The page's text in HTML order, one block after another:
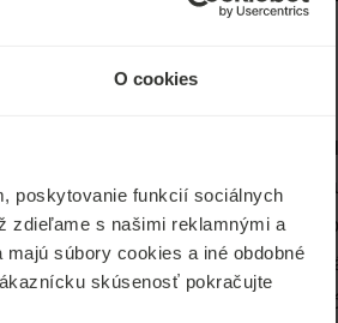
O cookies
poskytovanie funkcií sociálnych
zdieľame s našimi reklamnými a
súbory cookies a iné obdobné
skúsenosť pokračujte
vodnej masáže je pre pacientov
vo vani alebo vírivke, keďže sa
pre pacientov s citlivou pokožkou
ktorí nemôžu absolvovať vodnú
podobné upokojujúce účinky ako